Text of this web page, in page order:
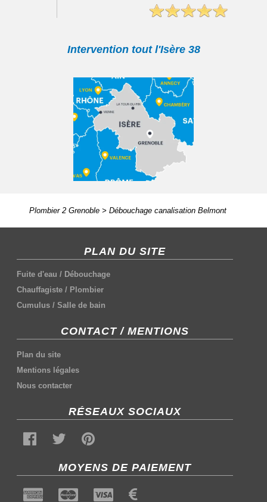
Intervention tout l'Isère 38
Plombier 2 Grenoble> Débouchage canalisation Belmont
PLAN DU SITE
Fuite d'eau / Débouchage
Chauffagiste / Plombier
Cumulus /Salle de bain
CONTACT / MENTIONS
Plan du site
Mentions légales
Nous contacter
RÉSEAUX SOCIAUX
MOYENS DE PAIEMENT